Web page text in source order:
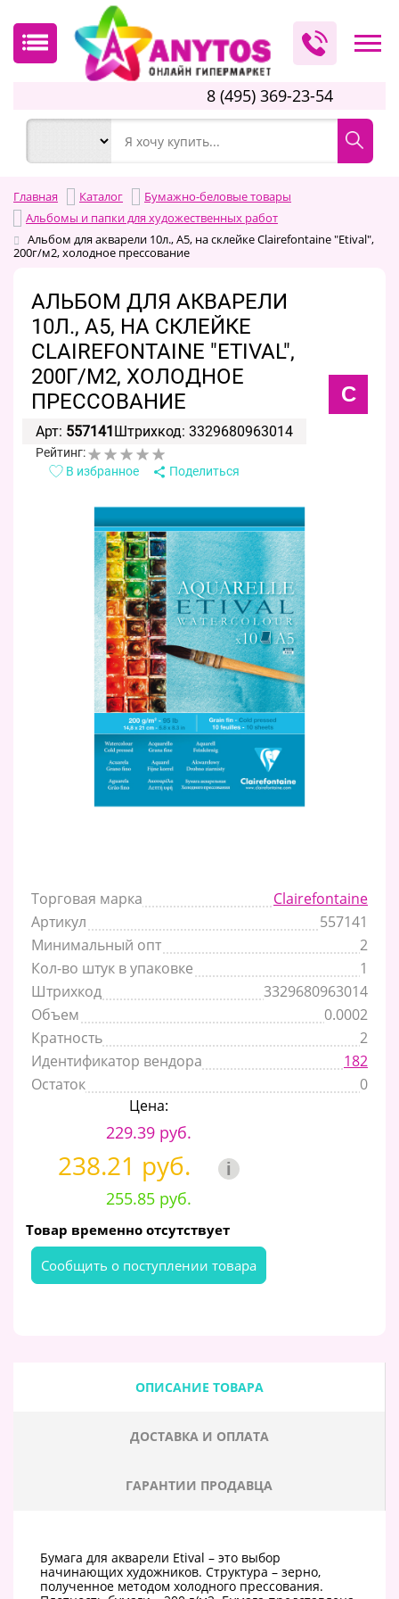
8 (495) 369-23-54
Главная Каталог
Бумажно-беловые товары
Альбомы и папки для художественных работ
Альбом для акварели 10л., А5, на склейке Clairefontaine "Etival",
200г/м2, холодное прессование
АЛЬБОМ ДЛЯ АКВАРЕЛИ
10Л., А5, НА СКЛЕЙКЕ
CLAIREFONTAINE "ETIVAL",
200Г/М2, ХОЛОДНОЕ
ПРЕССОВАНИЕ
C
Арт: 557141Штрихкод: 3329680963014
Рейтинг:
В избранное
Поделиться
Торговая марка
Clairefontaine
Артикул
557141
Минимальный опт
2
Кол-во штук в упаковке
1
Штрихкод
3329680963014
Объем
0.0002
Кратность
2
Идентификатор вендора
182
Остаток
0
Цена:
229.39 руб.
238.21 руб. i
255.85 руб.
Товар временно отсутствует
Cообщить о поступлении товара
ОПИСАНИЕ ТОВАРА
ДОСТАВКА И ОПЛАТА
ГАРАНТИИ ПРОДАВЦА
Бумага для акварели Etival – это выбор
начинающих художников. Структура – зерно,
полученное методом холодного прессования.